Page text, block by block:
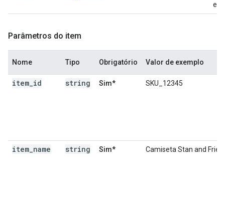
Parâmetros do item
Nome Tipo Obrigatório Valor de exemplo
item id string Sim* SKU_12345
item name string Sim* Camiseta Stan and